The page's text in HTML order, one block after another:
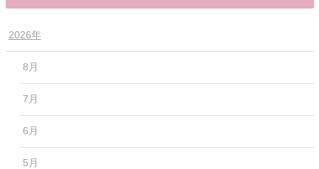
2026年
8月
7月
6月
5月